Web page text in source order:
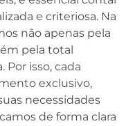
e criteriosa. Na
não apenas pela
pela total
Por isso, cada
exclusivo,
necessidades
de forma clara